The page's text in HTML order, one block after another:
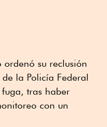
ordenó su reclusión
la Policía Federal
tras haber
con un